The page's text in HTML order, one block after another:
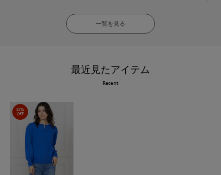
一覧を見る
最近見たアイテム
Recent
55%
OFF